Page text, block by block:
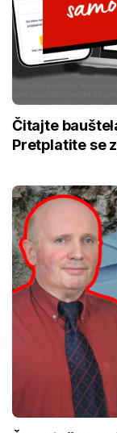
Čitajte
Pretplatite se